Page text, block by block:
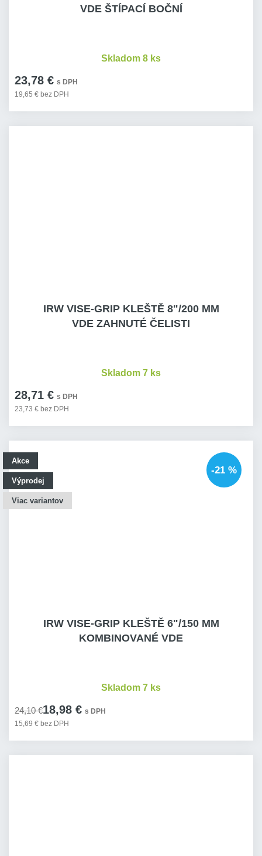
VDE ŠTÍPACÍ BOČNÍ
23,78 € s DPH
19,65 € bez DPH
Skladom 8 ks
IRW VISE-GRIP KLEŠTĚ 8"/200 MM
VDE ZAHNUTÉ ČELISTI
28,71 € s DPH
23,73 € bez DPH
Skladom 7 ks
Akce
Výprodej
Viac variantov
-21 %
IRW VISE-GRIP KLEŠTĚ 6"/150 MM
KOMBINOVANÉ VDE
24,10 €18,98 € s DPH
15,69 € bez DPH
Skladom 7 ks